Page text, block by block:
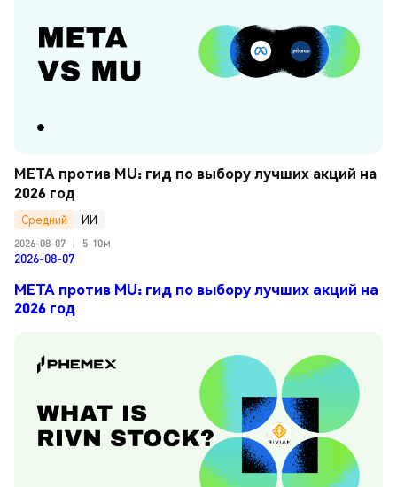
META против MU: гид по выбору лучших акций на
2026 год
Средний
ИИ
2026-08-07
5-10м
2026-08-07
META против MU: гид по выбору лучших акций на
2026 год